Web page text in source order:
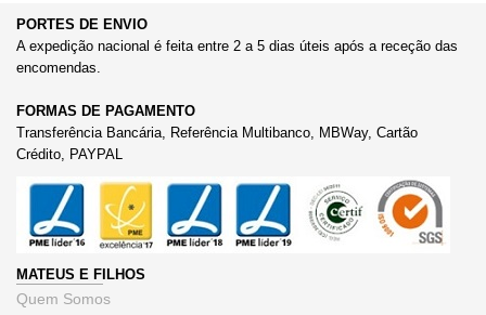
PORTES DE ENVIO
A expedição nacional é feita entre 2 a 5 dias úteis após a receção das
encomendas.
FORMAS DE PAGAMENTO
Transferência Bancária, Referência Multibanco, MBWay, Cartão
Crédito, PAYPAL
MATEUS E FILHOS
Quem Somos